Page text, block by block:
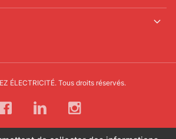
ÉLECTRICITÉ. Tous droits réservés.